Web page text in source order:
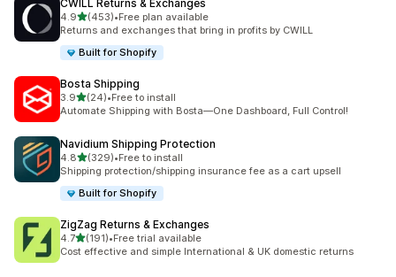
CWILL Returns & Exchanges
4.9별 5개 중
(453)
총 리뷰 453개
•Free plan available
Returns and exchanges that bring in profits by CWILL
Built for Shopify
Bosta Shipping
3.9별 5개 중
(24)
총 리뷰 24개
•Free to install
Automate Shipping with Bosta—One Dashboard, Full Control!
Navidium Shipping Protection
4.8별 5개 중
(329)
총 리뷰 329개
•Free to install
Shipping protection/shipping insurance fee as a cart upsell
Built for Shopify
ZigZag Returns & Exchanges
4.7별 5개 중
(191)
총 리뷰 191개
•Free trial available
Cost effective and simple International & UK domestic returns